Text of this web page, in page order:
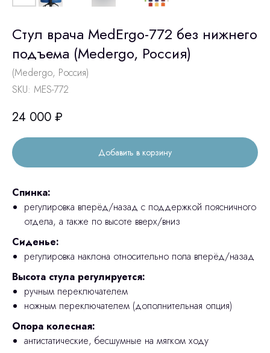
Стул врача MedErgo-772 без нижнего
подъема (Medergo, Россия)
(Medergo, Россия)
SKU: MES-772
24 000 ₽
Добавить в корзину
Спинка:
регулировка вперёд/назад с поддержкой поясничного
отдела, а также по высоте вверх/вниз
Сиденье:
регулировка наклона относительно пола вперёд/назад
Высота стула регулируется:
ручным переключателем
ножным переключателем (дополнительная опция)
Опора колесная:
антистатические, бесшумные на мягком ходу